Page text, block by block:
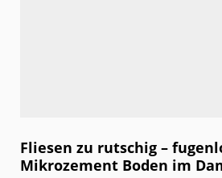
Fliesen zu rutschig –
Mikrozement Boden im